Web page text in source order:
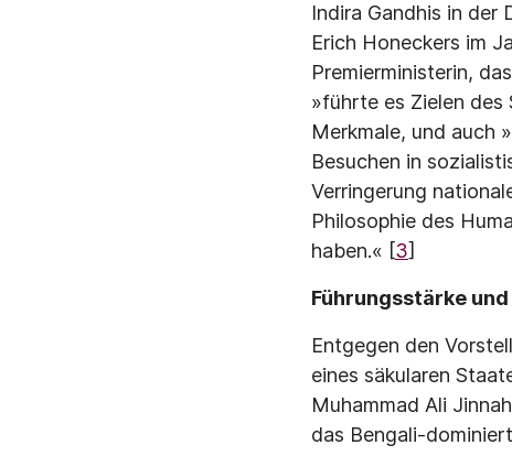
Indira Gandhis in der
Erich Honeckers im
Premierministerin,
»führte es Zielen des
Merkmale, und auch
Besuchen in
Verringerung
Philosophie des
haben.« [3]
Führungsstärke
Entgegen den
eines säkularen
Muhammad Ali
das Bengali-